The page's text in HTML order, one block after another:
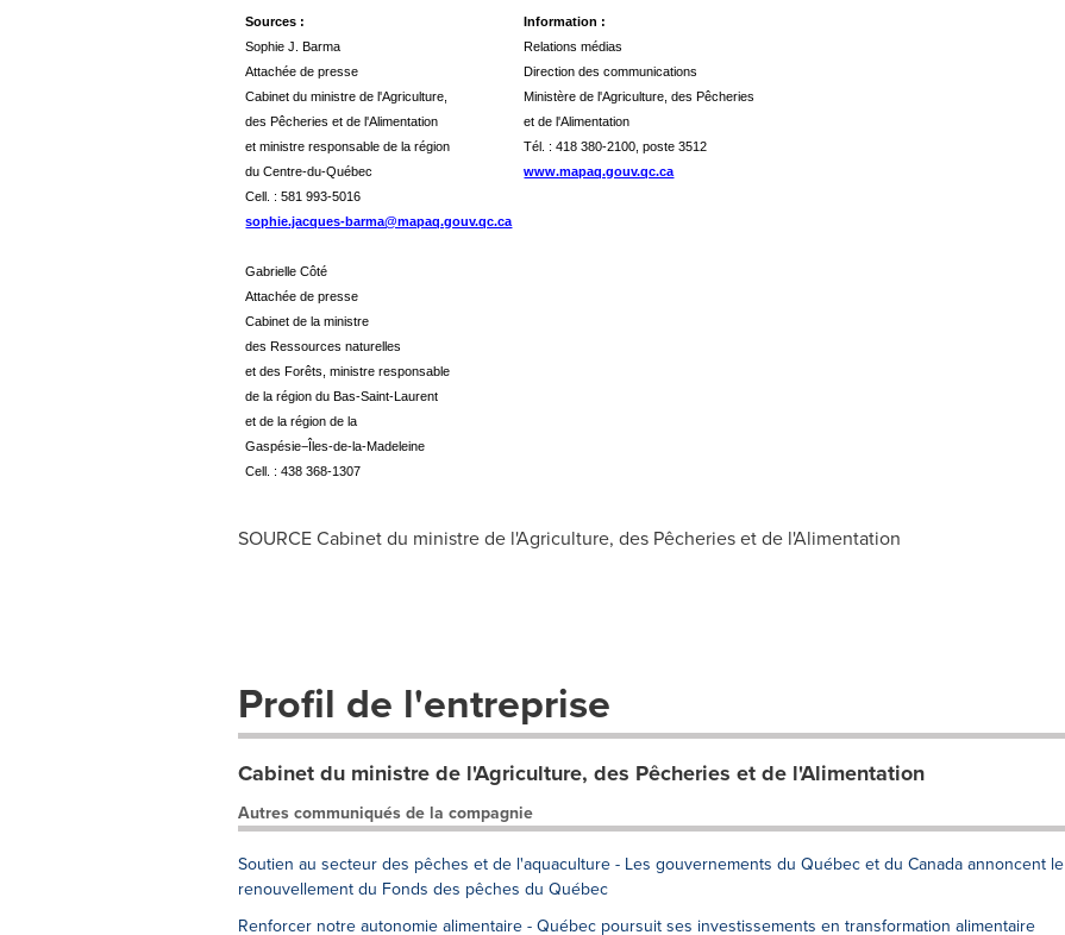
Sources :
Sophie J. Barma
Attachée de presse
Cabinet du ministre de l'Agriculture,
des Pêcheries et de l'Alimentation
et ministre responsable de la région
du Centre-du-Québec
Cell. : 581 993-5016
sophie.jacques-barma@mapaq.gouv.qc.ca
Gabrielle Côté
Attachée de presse
Cabinet de la ministre
des Ressources naturelles
et des Forêts, ministre responsable
de la région du Bas-Saint-Laurent
et de la région de la
Gaspésie−Îles-de-la-Madeleine
Cell. : 438 368-1307
Information :
Relations médias
Direction des communications
Ministère de l'Agriculture, des Pêcheries
et de l'Alimentation
Tél. : 418 380-2100, poste 3512
www.mapaq.gouv.qc.ca
SOURCE Cabinet du ministre de l'Agriculture, des Pêcheries et de l'Alimentation
Profil de l'entreprise
Cabinet du ministre de l'Agriculture, des Pêcheries et de l'Alimentation
Autres communiqués de la compagnie
Soutien au secteur des pêches et de l'aquaculture - Les gouvernements du Québec et du Canada annoncent le
renouvellement du Fonds des pêches du Québec
Renforcer notre autonomie alimentaire - Québec poursuit ses investissements en transformation alimentaire